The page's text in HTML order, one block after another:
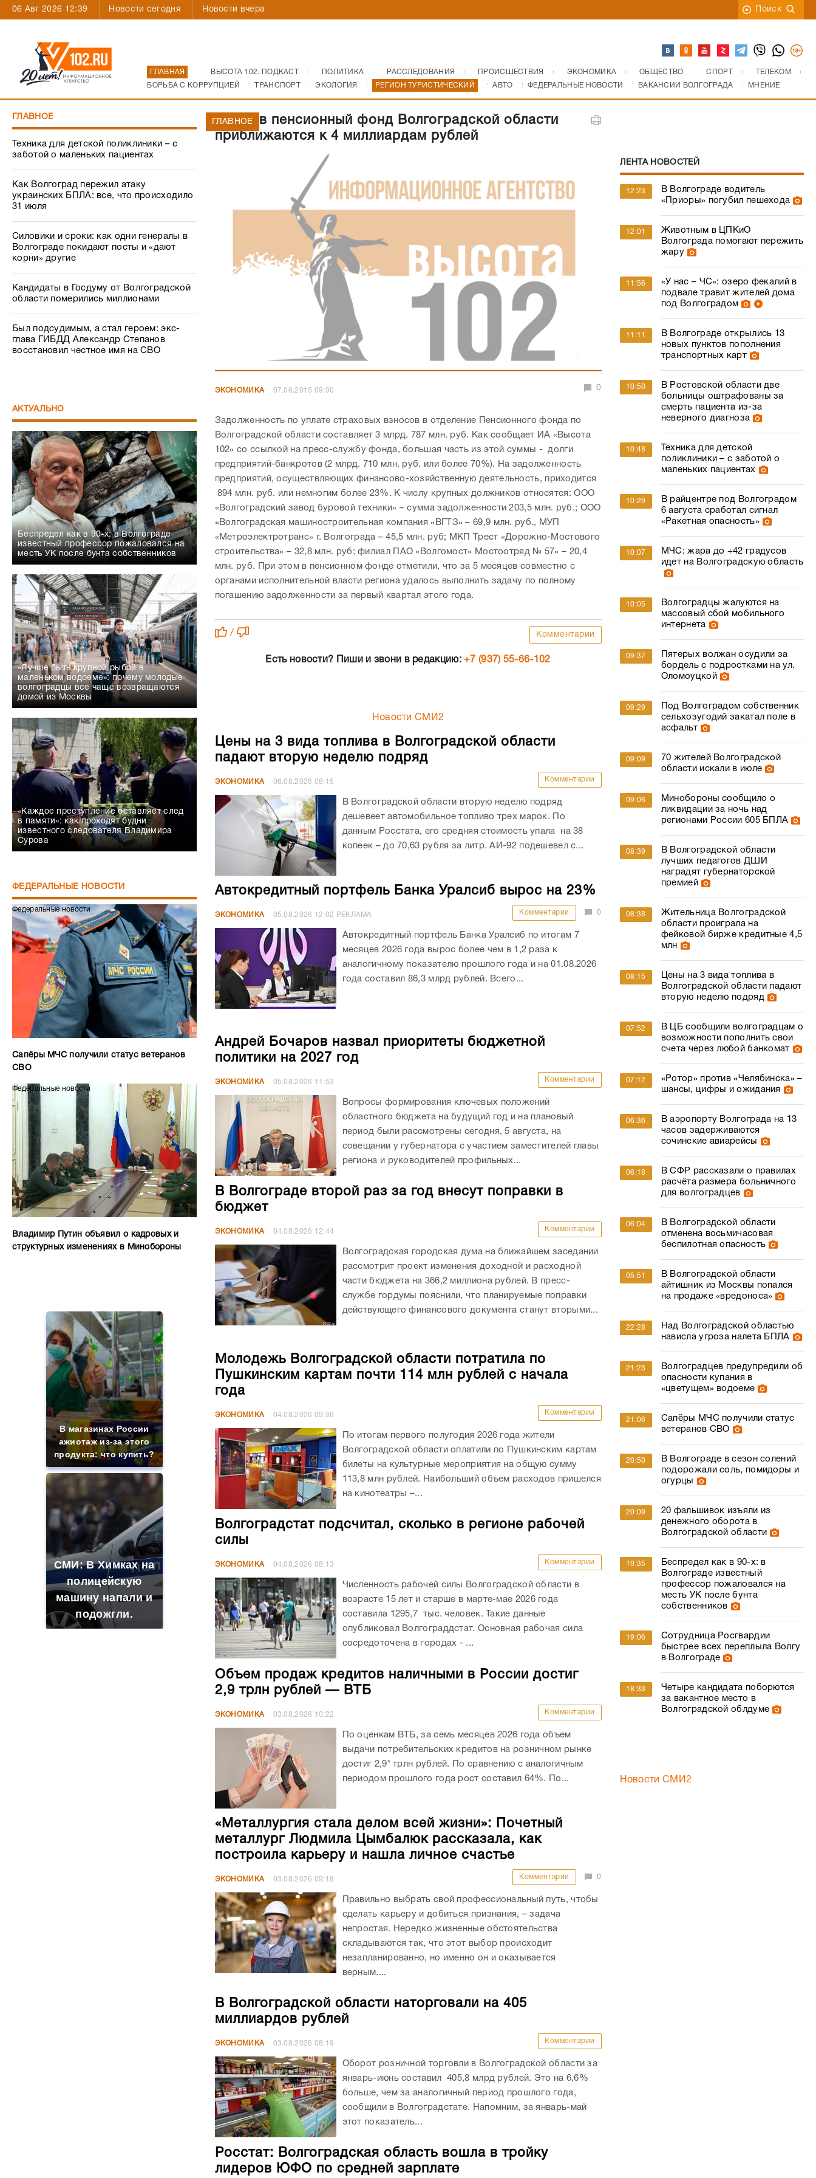
06 Авг 2026 12:39 Новости сегодня Новости вчера Поиск
ГЛАВНАЯ ВЫСОТА 102. ПОДКАСТ ПОЛИТИКА РАССЛЕДОВАНИЯ ПРОИСШЕСТВИЯ ЭКОНОМИКА ОБЩЕСТВО СПОРТ
ТЕЛЕКОМ
БОРЬБА С КОРРУПЦИЕЙ
ТРАНСПОРТ ЭКОЛОГИЯ РЕГИОН ТУРИСТИЧЕСКИЙ АВТО ФЕДЕРАЛЬНЫЕ НОВОСТИ ВАКАНСИИ ВОЛГОГРАДА МНЕНИЕ
ГЛАВНОЕ
Техника для детской поликлиники – с
заботой о маленьких пациентах
Как Волгоград пережил атаку
украинских БПЛА: все, что происходило
31 июля
Силовики и сроки: как одни генералы в
Волгограде покидают посты и «дают
корни» другие
Кандидаты в Госдуму от Волгоградской
области померились миллионами
Был подсудимым, а стал героем: экс-
глава ГИБДД Александр Степанов
восстановил честное имя на СВО
АКТУАЛЬНО
Беспредел как в 90-х: в Волгограде
известный профессор пожаловался на
месть УК после бунта собственников
«Лучше быть крупной рыбой в
маленьком водоеме»: почему молодые
волгоградцы все чаще возвращаются
домой из Москвы
«Каждое преступление оставляет след
в памяти»: как проходят будни
известного следователя Владимира
Сурова
ФЕДЕРАЛЬНЫЕ НОВОСТИ
Федеральные новости
Сапёры МЧС получили статус ветеранов
СВО
Федеральные новости
Владимир Путин объявил о кадровых и
структурных изменениях в Минобороны
В магазинах России
ажиотаж из-за этого
продукта: что купить?
СМИ: В Химках на
полицейскую
машину напали и
подожгли.
Долги в пенсионный фонд Волгоградской области
приближаются к 4 миллиардам рублей
ГЛАВНОЕ
ЭКОНОМИКА 07.06.2015 09:00 0
Задолженность по уплате страховых взносов в отделение Пенсионного фонда по
Волгоградской области составляет 3 млрд. 787 млн. руб. Как сообщает ИА «Высота
102» со ссылкой на пресс-службу фонда, большая часть из этой суммы - долги
предприятий-банкротов (2 млрд. 710 млн. руб. или более 70%). На задолженность
предприятий, осуществляющих финансово-хозяйственную деятельность, приходится
894 млн. руб. или немногим более 23%. К числу крупных должников относятся: ООО
«Волгоградский завод буровой техники» – сумма задолженности 203,5 млн. руб.; ООО
«Волгоградская машиностроительная компания «ВГТЗ» – 69,9 млн. руб., МУП
«Метроэлектротранс» г. Волгограда – 45,5 млн. руб; МКП Трест «Дорожно-Мостового
строительства» – 32,8 млн. руб; филиал ПАО «Волгомост» Мостоотряд № 57» – 20,4
млн. руб. При этом в пенсионном фонде отметили, что за 5 месяцев совместно с
органами исполнительной власти региона удалось выполнить задачу по полному
погашению задолженности за первый квартал этого года.
/ Комментарии
Есть новости? Пиши и звони в редакцию:+7 (937) 55-66-102
Новости СМИ2
Цены на 3 вида топлива в Волгоградской области
падают вторую неделю подряд
ЭКОНОМИКА 06.08.2026 08:15 Комментарии
В Волгоградской области вторую неделю подряд
дешевеет автомобильное топливо трех марок. По
данным Росстата, его средняя стоимость упала на 38
копеек – до 70,63 рубля за литр. АИ-92 подешевел с...
Автокредитный портфель Банка Уралсиб вырос на 23%
ЭКОНОМИКА 05.08.2026 12:02 РЕКЛАМА Комментарии 0
Автокредитный портфель Банка Уралсиб по итогам 7
месяцев 2026 года вырос более чем в 1,2 раза к
аналогичному показателю прошлого года и на 01.08.2026
года составил 86,3 млрд рублей. Всего...
Андрей Бочаров назвал приоритеты бюджетной
политики на 2027 год
ЭКОНОМИКА 05.08.2026 11:53 Комментарии
Вопросы формирования ключевых положений
областного бюджета на будущий год и на плановый
период были рассмотрены сегодня, 5 августа, на
совещании у губернатора с участием заместителей главы
региона и руководителей профильных...
В Волгограде второй раз за год внесут поправки в
бюджет
ЭКОНОМИКА 04.08.2026 12:44 Комментарии
Волгоградская городская дума на ближайшем заседании
рассмотрит проект изменения доходной и расходной
части бюджета на 366,2 миллиона рублей. В пресс-
службе гордумы пояснили, что планируемые поправки
действующего финансового документа станут вторыми...
Молодежь Волгоградской области потратила по
Пушкинским картам почти 114 млн рублей с начала
года
ЭКОНОМИКА 04.08.2026 09:36 Комментарии
По итогам первого полугодия 2026 года жители
Волгоградской области оплатили по Пушкинским картам
билеты на культурные мероприятия на общую сумму
113,8 млн рублей. Наибольший объем расходов пришелся
на кинотеатры –...
Волгоградстат подсчитал, сколько в регионе рабочей
силы
ЭКОНОМИКА 04.08.2026 08:13 Комментарии
Численность рабочей силы Волгоградской области в
возрасте 15 лет и старше в марте-мае 2026 года
составила 1295,7 тыс. человек. Такие данные
опубликовал Волгограддстат. Основная рабочая сила
сосредоточена в городах - ...
Объем продаж кредитов наличными в России достиг
2,9 трлн рублей — ВТБ
ЭКОНОМИКА 03.08.2026 10:22 Комментарии
По оценкам ВТБ, за семь месяцев 2026 года объем
выдачи потребительских кредитов на розничном рынке
достиг 2,9* трлн рублей. По сравнению с аналогичным
периодом прошлого года рост составил 64%. По...
«Металлургия стала делом всей жизни»: Почетный
металлург Людмила Цымбалюк рассказала, как
построила карьеру и нашла личное счастье
ЭКОНОМИКА 03.08.2026 09:18 Комментарии 0
Правильно выбрать свой профессиональный путь, чтобы
сделать карьеру и добиться признания, – задача
непростая. Нередко жизненные обстоятельства
складываются так, что этот выбор происходит
незапланированно, но именно он и оказывается
верным....
В Волгоградской области наторговали на 405
миллиардов рублей
ЭКОНОМИКА 03.08.2026 08:19 Комментарии
Оборот розничной торговли в Волгоградской области за
январь-июнь составил 405,8 млрд рублей. Это на 6,6%
больше, чем за аналогичный период прошлого года,
сообщили в Волгоградстате. Напомним, за январь-май
этот показатель...
Росстат: Волгоградская область вошла в тройку
лидеров ЮФО по средней зарплате
ЛЕНТА НОВОСТЕЙ
12:23
В Волгограде водитель
«Приоры» погубил пешехода
12:01
Животным в ЦПКиО
Волгограда помогают пережить
жару
11:56
«У нас – ЧС»: озеро фекалий в
подвале травит жителей дома
под Волгоградом
11:11
В Волгограде открылись 13
новых пунктов пополнения
транспортных карт
10:50
В Ростовской области две
больницы оштрафованы за
смерть пациента из-за
неверного диагноза
10:48
Техника для детской
поликлиники – с заботой о
маленьких пациентах
10:29
В райцентре под Волгоградом
6 августа сработал сигнал
«Ракетная опасность»
10:07
МЧС: жара до +42 градусов
идет на Волгоградскую область
10:05
Волгоградцы жалуются на
массовый сбой мобильного
интернета
09:37
Пятерых волжан осудили за
бордель с подростками на ул.
Оломоуцкой
09:29
Под Волгоградом собственник
сельхозугодий закатал поле в
асфальт
09:09
70 жителей Волгоградской
области искали в июле
09:06
Минобороны сообщило о
ликвидации за ночь над
регионами России 605 БПЛА
08:39
В Волгоградской области
лучших педагогов ДШИ
наградят губернаторской
премией
08:38
Жительница Волгоградской
области проиграла на
фейковой бирже кредитные 4,5
млн
08:15
Цены на 3 вида топлива в
Волгоградской области падают
вторую неделю подряд
07:52
В ЦБ сообщили волгоградцам о
возможности пополнить свои
счета через любой банкомат
07:12
«Ротор» против «Челябинска» –
шансы, цифры и ожидания
06:36
В аэропорту Волгограда на 13
часов задерживаются
сочинские авиарейсы
06:18
В СФР рассказали о правилах
расчёта размера больничного
для волгоградцев
06:04
В Волгоградской области
отменена восьмичасовая
беспилотная опасность
05:51
В Волгоградской области
айтишник из Москвы попался
на продаже «вредоноса»
22:28
Над Волгоградской областью
нависла угроза налета БПЛА
21:23
Волгоградцев предупредили об
опасности купания в
«цветущем» водоеме
21:06
Сапёры МЧС получили статус
ветеранов СВО
20:50
В Волгограде в сезон солений
подорожали соль, помидоры и
огурцы
20:09
20 фальшивок изъяли из
денежного оборота в
Волгоградской области
19:35
Беспредел как в 90-х: в
Волгограде известный
профессор пожаловался на
месть УК после бунта
собственников
19:06
Сотрудница Росгвардии
быстрее всех переплыла Волгу
в Волгограде
18:33
Четыре кандидата поборются
за вакантное место в
Волгоградской облдуме
Новости СМИ2